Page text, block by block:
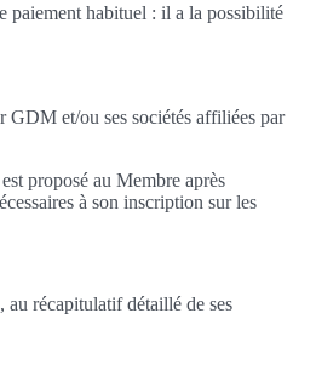
paiement habituel : il a la possibilité
GDM et/ou ses sociétés affiliées par
proposé au Membre après
à son inscription sur les
récapitulatif détaillé de ses